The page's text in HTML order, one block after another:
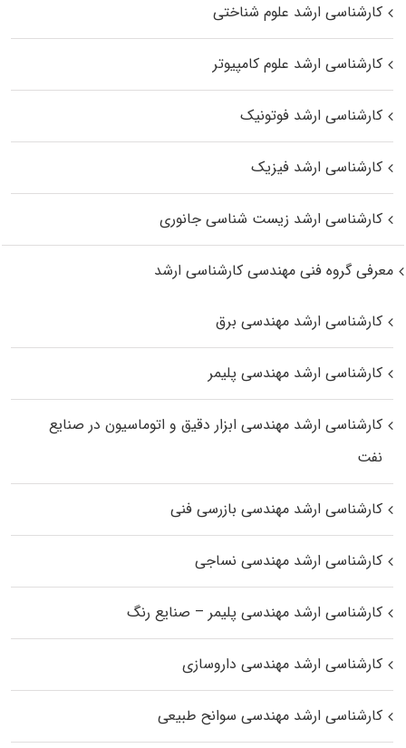
کارشناسی ارشد علوم شناختی
کارشناسی ارشد علوم کامپیوتر
کارشناسی ارشد فوتونیک
کارشناسی ارشد فیزیک
کارشناسی ارشد زیست‌ شناسی جانوری
معرفی گروه فنی مهندسی کارشناسی ارشد
کارشناسی ارشد مهندسی برق
کارشناسی ارشد مهندسی پلیمر
کارشناسی ارشد مهندسی ابزار دقیق و اتوماسیون در صنایع
نفت
کارشناسی ارشد مهندسی بازرسی فنی
کارشناسی ارشد مهندسی نساجی
کارشناسی ارشد مهندسی پلیمر – صنایع رنگ
کارشناسی ارشد مهندسی داروسازی
کارشناسی ارشد مهندسی سوانح طبیعی